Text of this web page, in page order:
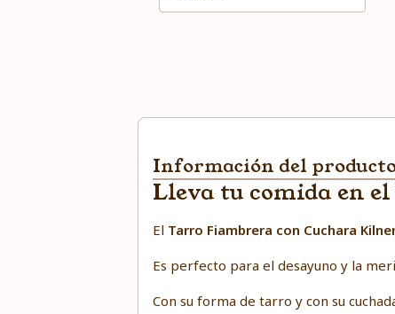
Información del
Lleva tu comida en
El Tarro Fiambrera con Cuchara
Es perfecto para el desayuno y la
Con su forma de tarro y con su